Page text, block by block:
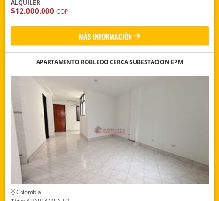
ALQUILER
$12.000.000 COP
MÁS INFORMACIÓN
APARTAMENTO ROBLEDO CERCA SUBESTACIÓN EPM
Colombia